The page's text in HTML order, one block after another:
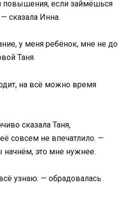
если займёшься
сказала Инна.
у меня ребёнок, мне не до
Таня.
на всё можно время
сказала Таня,
совсем не впечатлило. —
это мне нужнее.
узнаю. — обрадовалась